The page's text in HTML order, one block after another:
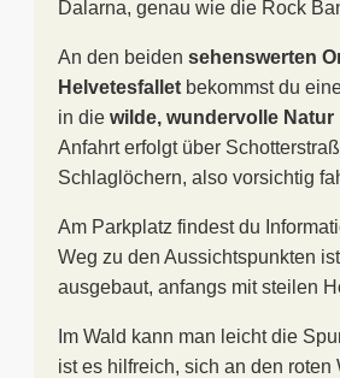
Dalarna, genau wie die Rock
An den beiden sehenswerten
Helvetesfallet bekommst du
in die wilde, wundervolle Natur
Anfahrt erfolgt über
Schlaglöchern, also vorsichtig
Am Parkplatz findest du
Weg zu den Aussichtspunkten
ausgebaut, anfangs mit steilen
Im Wald kann man leicht die
ist es hilfreich, sich an den roten